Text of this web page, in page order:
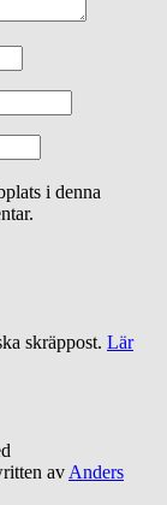
i denna
skräppost. Lär
av Anders